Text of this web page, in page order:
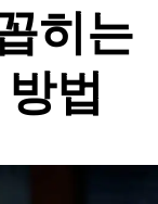
히는
법